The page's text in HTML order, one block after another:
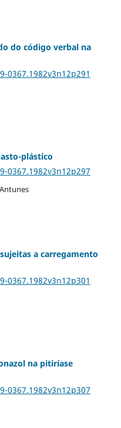
do código verbal na
plástico
0367.1982v3n12p297
a carregamento
na pitiríase
0367.1982v3n12p307